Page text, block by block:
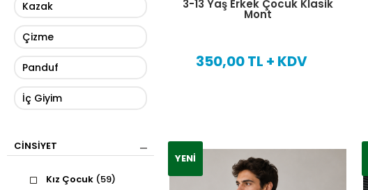
Kazak
Çizme
Panduf
İç Giyim
CINSIYET
Kız Çocuk (59)
3-13 Yaş Erkek Çocuk Klasik
Mont
350,00 TL + KDV
YENI